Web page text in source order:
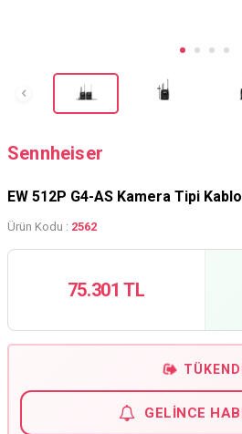
Sennheiser
EW 512P G4-AS Kamera Tipi
Ürün Kodu : 2562
75.301 TL
GELINCE